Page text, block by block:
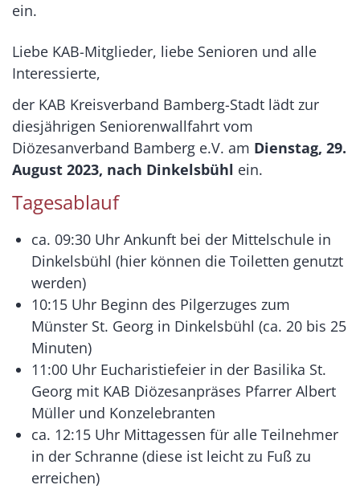
ein.
Liebe KAB-Mitglieder, liebe Senioren und alle
Interessierte,
der KAB Kreisverband Bamberg-Stadt lädt zur
diesjährigen Seniorenwallfahrt vom
Diözesanverband Bamberg e.V. am Dienstag, 29.
August 2023, nach Dinkelsbühl ein.
Tagesablauf
ca. 09:30 Uhr Ankunft bei der Mittelschule in
Dinkelsbühl (hier können die Toiletten genutzt
werden)
10:15 Uhr Beginn des Pilgerzuges zum
Münster St. Georg in Dinkelsbühl (ca. 20 bis 25
Minuten)
11:00 Uhr Eucharistiefeier in der Basilika St.
Georg mit KAB Diözesanpräses Pfarrer Albert
Müller und Konzelebranten
ca. 12:15 Uhr Mittagessen für alle Teilnehmer
in der Schranne (diese ist leicht zu Fuß zu
erreichen)